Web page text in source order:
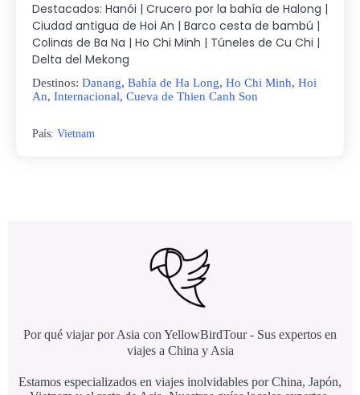
Destacados: Hanói | Crucero por la bahía de Halong |
Ciudad antigua de Hoi An | Barco cesta de bambú |
Colinas de Ba Na | Ho Chi Minh | Túneles de Cu Chi |
Delta del Mekong
Destinos: Danang, Bahía de Ha Long, Ho Chi Minh, Hoi
An, Internacional, Cueva de Thien Canh Son
País: Vietnam
Por qué viajar por Asia con YellowBirdTour - Sus expertos en
viajes a China y Asia
Estamos especializados en viajes inolvidables por China, Japón,